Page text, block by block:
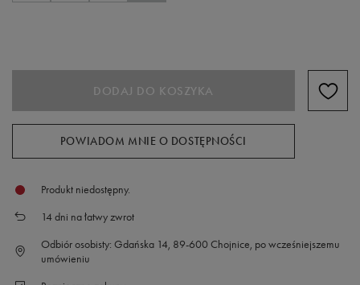
DODAJ DO KOSZYKA
POWIADOM MNIE O DOSTĘPNOŚCI
Produkt niedostępny
14dni na łatwy zwrot
Odbiór osobisty: Gdańska 14, 89-600 Chojnice, po wcześniejszemu
umówieniu